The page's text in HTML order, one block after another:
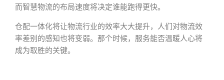
而智慧物流的布局速度将决定谁能跑得更快。
仓配一体化将让物流行业的效率大大提升，人们对物流效
率差别的感知也将变弱。那个时候，服务能否温暖人心将
成为取胜的关键。